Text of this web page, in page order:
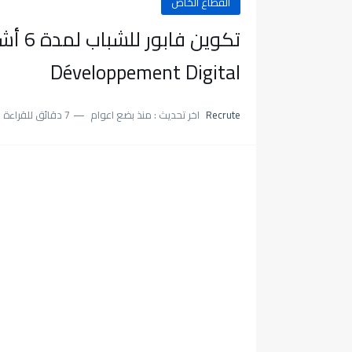
Développement Digital
Recrute اخر تحديث : منذ بضع اعوام 7 دقائق للقراءة